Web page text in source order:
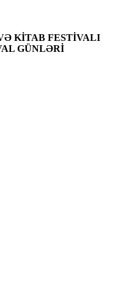
KİTAB FESTİVALI
GÜNLƏRİ